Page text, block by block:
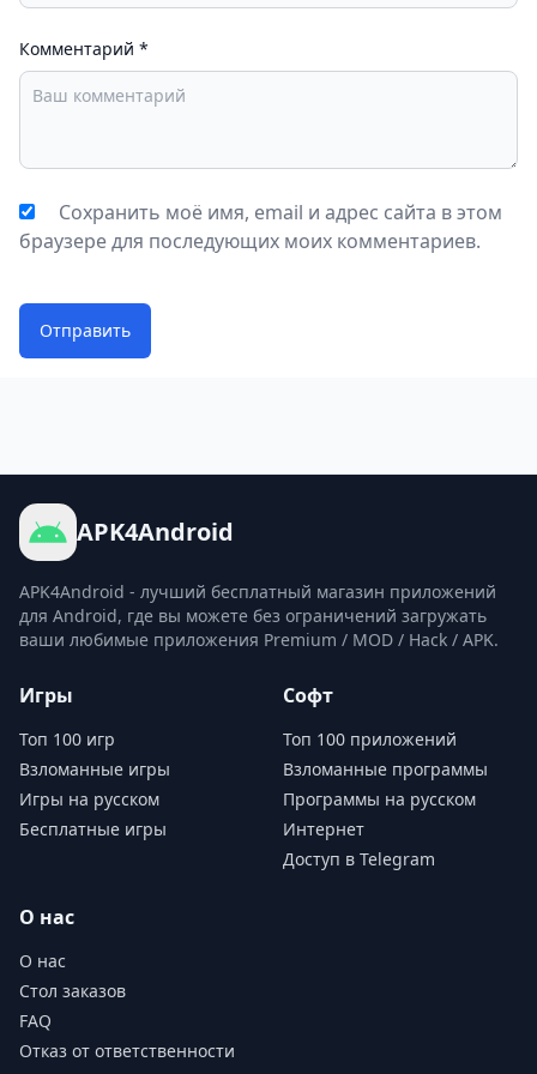
Комментарий *
Сохранить моё имя, email и адрес сайта в этом
браузере для последующих моих комментариев.
Отправить
APK4Android
APK4Android - лучший бесплатный магазин приложений
для Android, где вы можете без ограничений загружать
ваши любимые приложения Premium / MOD / Hack / APK.
Игры
Топ 100 игр
Взломанные игры
Игры на русском
Бесплатные игры
Софт
Топ 100 приложений
Взломанные программы
Программы на русском
Интернет
Доступ в Telegram
О нас
О нас
Стол заказов
FAQ
Отказ от ответственности